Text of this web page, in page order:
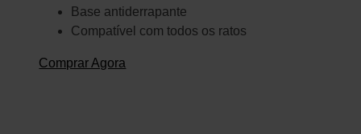
Base antiderrapante
Compatível com todos os ratos
Comprar Agora